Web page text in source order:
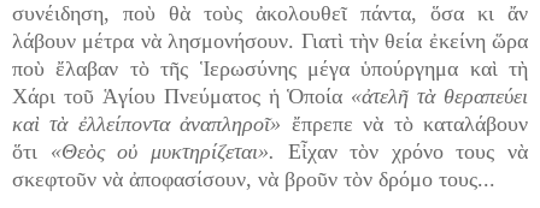
συνέιδηση, ποὺ θὰ τοὺς ἀκολουθεῖ πάντα, ὅσα κι ἄν
λάβουν μέτρα νὰ λησμονήσουν. Γιατὶ τὴν θεία ἐκείνη ὥρα
ποὺ ἔλαβαν τὸ τῆς Ἱερωσύνης μέγα ὑπούργημα καὶ τὴ
Χάρι τοῦ Ἁγίου Πνεύματος ἡ Ὁποία «ἀτελῆ τὰ θεραπεύει
καὶ τὰ ἐλλείποντα ἀναπληροῖ» ἔπρεπε νὰ τὸ καταλάβουν
ὅτι «Θεὸς οὐ μυκτηρίζεται». Εἶχαν τὸν χρόνο τους νὰ
σκεφτοῦν νὰ ἀποφασίσουν, νὰ βροῦν τὸν δρόμο τους...